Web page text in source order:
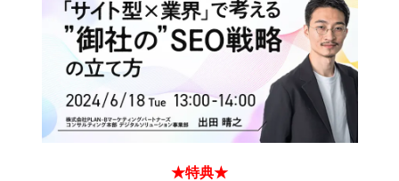
★特典★